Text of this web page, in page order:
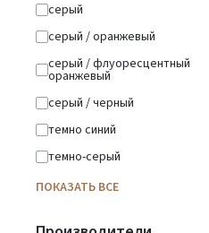
серый
серый / оранжевый
серый / флуоресцентный
оранжевый
серый / черный
темно синий
темно-серый
темно-синий / желтый
ПОКАЗАТЬ ВСЕ